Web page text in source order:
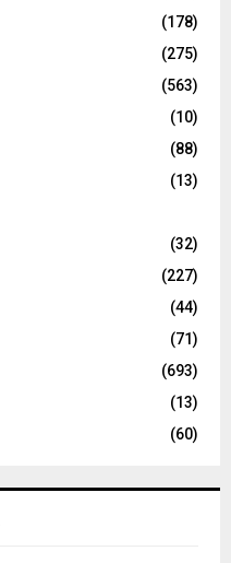
(178)
(275)
(563)
(10)
(88)
(13)
(32)
(227)
(44)
(71)
(693)
(13)
(60)